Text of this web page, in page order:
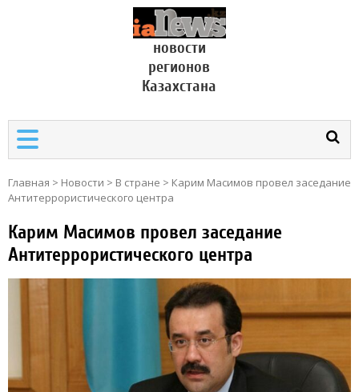
новости
регионов
Казахстана
Главная > Новости > В стране > Карим Масимов провел заседание
Антитеррористического центра
Карим Масимов провел заседание
Антитеррористического центра